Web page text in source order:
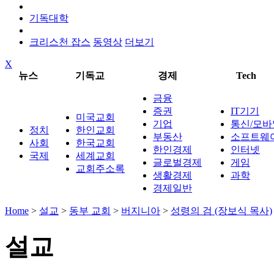
기독대학
크리스천 잡스 동영상 더보기
X
뉴스
기독교 경제 Tech
정치
사회
국제
미국교회
한인교회
한국교회
세계교회
교회주소록
금융
증권
기업
부동산
한인경제
글로벌경제
생활경제
경제일반
IT기기
통신/모
소프트웨
인터넷
게임
과학
Home > 설교 > 동부 교회 > 버지니아 > 성령의 검 (장보식 목사)
설교